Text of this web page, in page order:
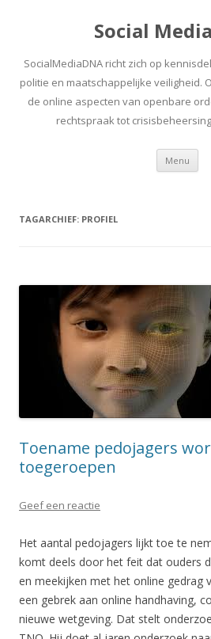
Social
SocialMediaDNA richt zich op
politie en maatschappelijke veiligheid.
de online aspecten van openbare
rechtspraak tot
Menu
TAGARCHIEF: PROFIEL
Toename pedojagers
toegeroepen
Geef een reactie
Het aantal pedojagers lijkt toe te
komt deels door het feit dat ouders
en meekijken met het online gedrag
een gebrek aan online handhaving,
nieuwe wetgeving. Dat stelt